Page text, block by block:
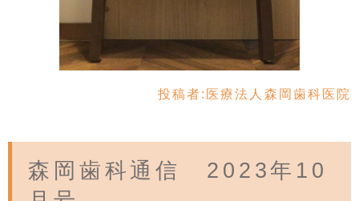
投稿者: 医療法人森岡歯科医院
森岡歯科通信 2023年10